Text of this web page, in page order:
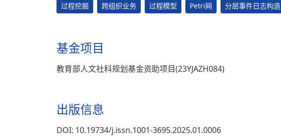
过程挖掘 跨组织业务 过程模型 Petri网 分层事件日志构造
基金项目
教育部人文社科规划基金资助项目(23YJAZH084)
出版信息
DOI: 10.19734/j.issn.1001-3695.2025.01.0006